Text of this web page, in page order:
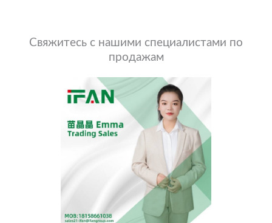
Свяжитесь с нашими специалистами по
продажам